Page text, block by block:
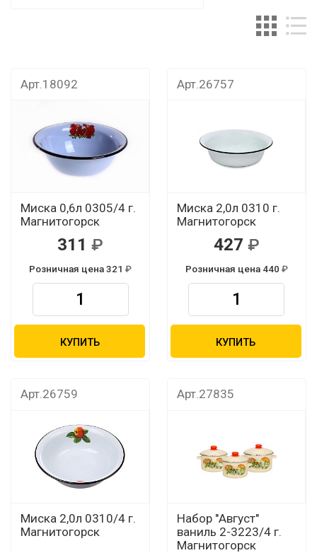
Арт.18092
Миска 0,6л 0305/4 г.
Магнитогорск
311
Розничная цена 321
КУПИТЬ
Арт.26757
Миска 2,0л 0310 г.
Магнитогорск
427
Розничная цена 440
КУПИТЬ
Арт.26759
Миска 2,0л 0310/4 г.
Магнитогорск
Арт.27835
Набор "Август"
ваниль 2-3223/4 г.
Магнитогорск